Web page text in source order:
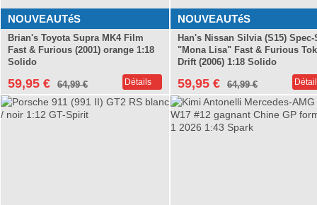
NOUVEAUTéS
Brian's Toyota Supra MK4 Film
Fast & Furious (2001) orange 1:18
Solido
59,95 € 64,99 € Détails
NOUVEAUTéS
Han's Nissan Silvia (S15) Spec-
"Mona Lisa" Fast & Furious
Drift (2006) 1:18 Solido
59,95 € 64,99 €